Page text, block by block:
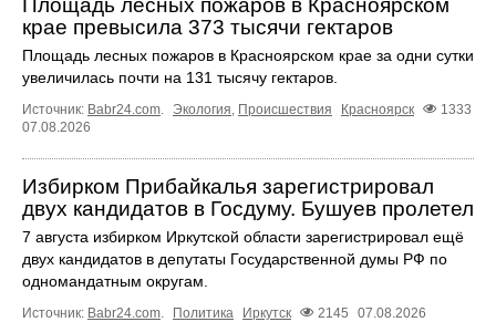
крае превысила 373 тысячи гектаров
Площадь лесных пожаров в Красноярском крае за одни сутки
увеличилась почти на 131 тысячу гектаров.
Источник: Babr24.com Экология Происшествия Красноярск
1333
07.08.2026
Избирком Прибайкалья зарегистрировал
двух кандидатов в Госдуму. Бушуев пролетел
7 августа избирком Иркутской области зарегистрировал ещё
двух кандидатов в депутаты Государственной думы РФ по
одномандатным округам.
Источник: Babr24.com. Политика Иркутск 2145 07.08.2026